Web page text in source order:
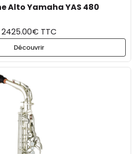
Alto Yamaha YAS 480
2425.00€ TTC
Découvrir